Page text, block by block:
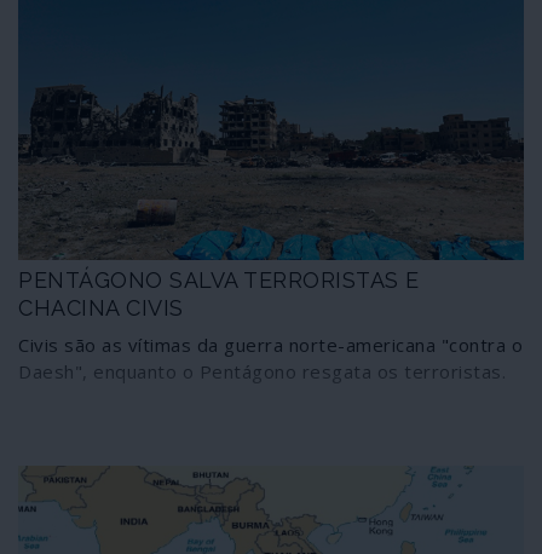
fornecem armas e instrutores militares. O longo eixo
fascistas estende-se aos supremacistas brancos norte-
americanos, que recebem treino da estrutura nazi do
Batalhão Azov, a mais poderosa organização político-
militar da Ucrânia depois do golpe de Estado
"democrático" apoiado pela União Europeia.
PENTÁGONO SALVA TERRORISTAS E
CHACINA CIVIS
Civis são as vítimas da guerra norte-americana "contra o
Daesh", enquanto o Pentágono resgata os terroristas.